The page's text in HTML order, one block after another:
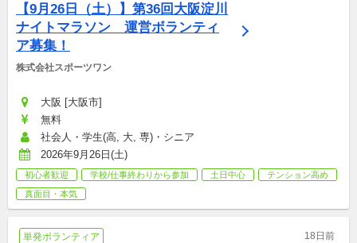
【9月26日（土）】第36回大阪淀川
ナイトマラソン　運営ボランティ
ア募集！
株式会社スポーツワン
大阪 [大阪市]
無料
社会人・学生(高, 大, 専)・シニア
2026年9月26日(土)
初心者歓迎 学校/仕事終わりから参加 土日中心
テンション高め
真面目・本気
単発ボランティア 18日前